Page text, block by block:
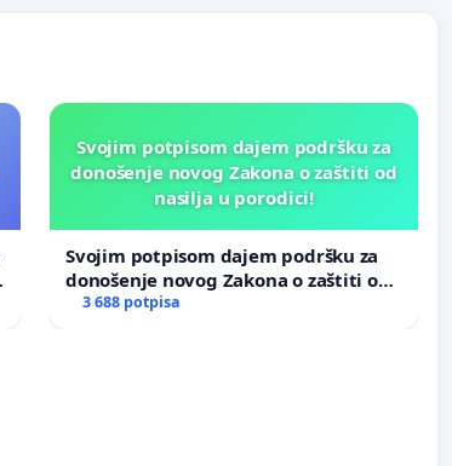
Svojim potpisom dajem podršku za
donošenje novog Zakona o zaštiti od
nasilja u porodici!
Svojim potpisom dajem podršku za
donošenje novog Zakona o zaštiti od
nasilja u porodici!
3 688 potpisa